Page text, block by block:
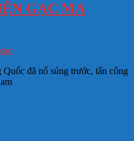
GẠC MA
đã nổ súng trước, tấn công